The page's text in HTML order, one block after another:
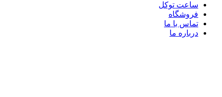
ساعت توکل
فروشگاه
تماس با ما
درباره ما